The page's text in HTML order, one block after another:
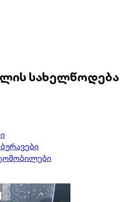
სახელწოდება